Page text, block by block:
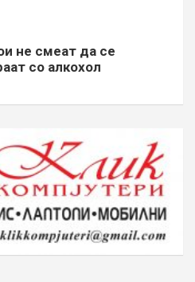
не смеат да се
со алкохол